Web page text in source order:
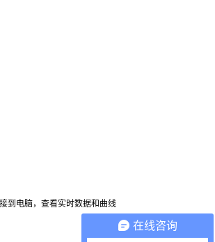
到电脑，查看实时数据和曲线
在线咨询